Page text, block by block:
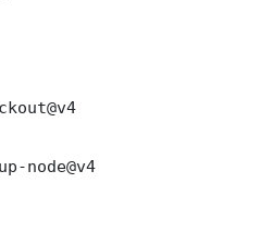
node@v4